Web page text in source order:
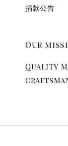
捐款公告
Our
Quality